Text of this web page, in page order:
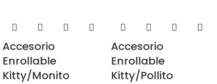
Accesorio
Enrollable
Kitty/Monito
Accesorio
Enrollable
Kitty/Pollito